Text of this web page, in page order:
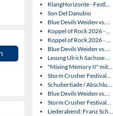
KlangHorizonte - Festl...
Son Del Danubio
Blue Devils Weiden vs....
Koppel of Rock 2026 - ...
Koppel of Rock 2026 - ...
Blue Devils Weiden vs....
Lesung Ulrich Sachsse ...
"Mixing Memory II" mit...
Storm Crusher Festival...
Schubertiade / Abschlu...
Blue Devils Weiden vs....
Storm Crusher Festival...
Liederabend: Franz Sch...